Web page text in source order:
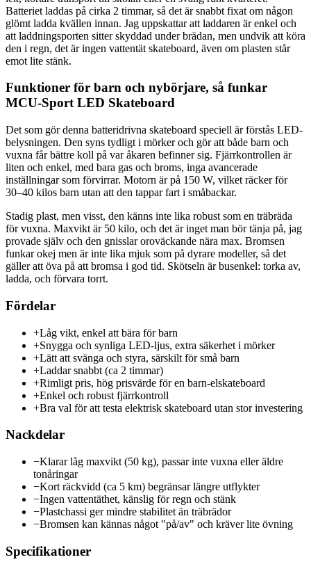
Batteriet laddas på cirka 2 timmar, så det är snabbt fixat om någon
glömt ladda kvällen innan. Jag uppskattar att laddaren är enkel och
att laddningsporten sitter skyddad under brädan, men undvik att köra
den i regn, det är ingen vattentät skateboard, även om plasten står
emot lite stänk.
Funktioner för barn och nybörjare, så funkar
MCU-Sport LED Skateboard
Det som gör denna batteridrivna skateboard speciell är förstås LED-
belysningen. Den syns tydligt i mörker och gör att både barn och
vuxna får bättre koll på var åkaren befinner sig. Fjärrkontrollen är
liten och enkel, med bara gas och broms, inga avancerade
inställningar som förvirrar. Motorn är på 150 W, vilket räcker för
30–40 kilos barn utan att den tappar fart i småbackar.
Stadig plast, men visst, den känns inte lika robust som en träbräda
för vuxna. Maxvikt är 50 kilo, och det är inget man bör tänja på, jag
provade själv och den gnisslar oroväckande nära max. Bromsen
funkar okej men är inte lika mjuk som på dyrare modeller, så det
gäller att öva på att bromsa i god tid. Skötseln är busenkel: torka av,
ladda, och förvara torrt.
Fördelar
+Låg vikt, enkel att bära för barn
+Snygga och synliga LED-ljus, extra säkerhet i mörker
+Lätt att svänga och styra, särskilt för små barn
+Laddar snabbt (ca 2 timmar)
+Rimligt pris, hög prisvärde för en barn-elskateboard
+Enkel och robust fjärrkontroll
+Bra val för att testa elektrisk skateboard utan stor investering
Nackdelar
−Klarar låg maxvikt (50 kg), passar inte vuxna eller äldre
tonåringar
−Kort räckvidd (ca 5 km) begränsar längre utflykter
−Ingen vattentäthet, känslig för regn och stänk
−Plastchassi ger mindre stabilitet än träbrädor
−Bromsen kan kännas något "på/av" och kräver lite övning
Specifikationer